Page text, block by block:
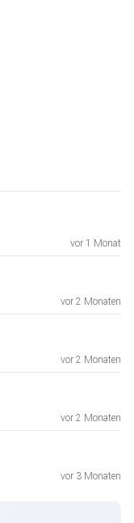
vor 1 Monat
vor 2 Monaten
vor 2 Monaten
vor 2 Monaten
vor 3 Monaten